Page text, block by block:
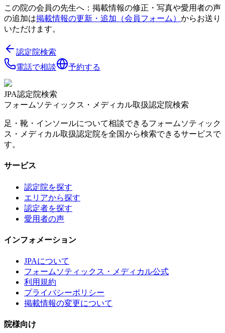
この院の会員の先生へ：掲載情報の修正・写真や愛用者の声
の追加は掲載情報の更新・追加（会員フォーム） からお送り
いただけます。
認定院検索
電話で相談
予約する
JPA認定院検索
フォームソティックス・メディカル取扱認定院検索
足・靴・インソールについて相談できるフォームソティック
ス・メディカル取扱認定院を全国から検索できるサービスで
す。
サービス
認定院を探す
エリアから探す
認定者を探す
愛用者の声
インフォメーション
JPAについて
フォームソティックス・メディカル公式
利用規約
プライバシーポリシー
掲載情報の変更について
院様向け